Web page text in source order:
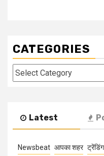
CATEGORIES
Categories
Latest
Newsbeat आपका शहर